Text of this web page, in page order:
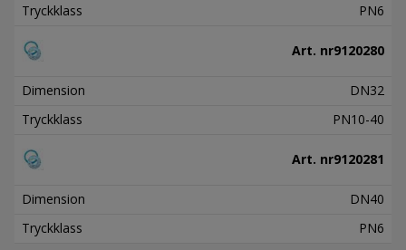
Tryckklass
PN6
Art. nr9120280
Dimension
DN32
Tryckklass
PN10-40
Art. nr9120281
Dimension
DN40
Tryckklass
PN6